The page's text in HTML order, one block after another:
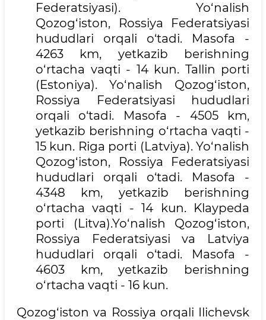
Federatsiyasi). Yo‘nalish
Qozog‘iston, Rossiya Federatsiyasi
hududlari orqali o‘tadi. Masofa -
4263 km, yetkazib berishning
o‘rtacha vaqti - 14 kun. Tallin porti
(Estoniya). Yo‘nalish Qozog‘iston,
Rossiya Federatsiyasi hududlari
orqali o‘tadi. Masofa - 4505 km,
yetkazib berishning o‘rtacha vaqti -
15 kun. Riga porti (Latviya). Yo‘nalish
Qozog‘iston, Rossiya Federatsiyasi
hududlari orqali o‘tadi. Masofa -
4348 km, yetkazib berishning
o‘rtacha vaqti - 14 kun. Klaypeda
porti (Litva).Yo‘nalish Qozog‘iston,
Rossiya Federatsiyasi va Latviya
hududlari orqali o‘tadi. Masofa -
4603 km, yetkazib berishning
o‘rtacha vaqti - 16 kun.
Qozog‘iston va Rossiya orqali Ilichevsk